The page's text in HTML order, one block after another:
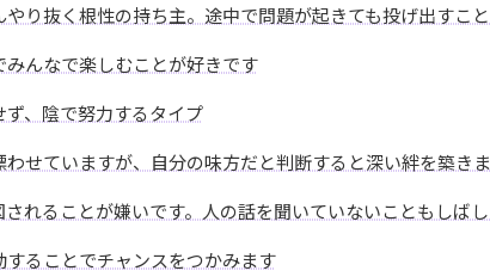
り抜く根性の持ち主。途中で問題が起きても投げ出すこ
んなで楽しむことが好きです
、陰で努力するタイプ
せていますが、自分の味方だと判断すると深い絆を築き
れることが嫌いです。人の話を聞いていないこともしば
ることでチャンスをつかみます